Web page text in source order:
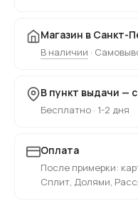
Магазин в Санкт-
В наличии ·
В пункт выдачи —
Бесплатно · 1-2 дня
Оплата
После примерки:
Сплит, Долями,